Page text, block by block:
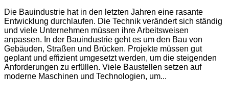
Die Bauindustrie hat in den letzten Jahren eine rasante
Entwicklung durchlaufen. Die Technik verändert sich ständig
und viele Unternehmen müssen ihre Arbeitsweisen
anpassen. In der Bauindustrie geht es um den Bau von
Gebäuden, Straßen und Brücken. Projekte müssen gut
geplant und effizient umgesetzt werden, um die steigenden
Anforderungen zu erfüllen. Viele Baustellen setzen auf
moderne Maschinen und Technologien, um...